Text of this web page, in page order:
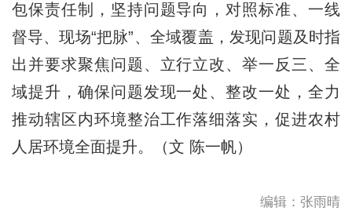
包保责任制，坚持问题导向，对照标准、一线
督导、现场“把脉”、全域覆盖，发现问题及时指
出并要求聚焦问题、立行立改、举一反三、全
域提升，确保问题发现一处、整改一处，全力
推动辖区内环境整治工作落细落实，促进农村
人居环境全面提升。（文 陈一帆）
编辑：张雨晴